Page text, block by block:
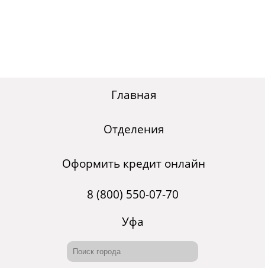
Главная
Отделения
Оформить кредит онлайн
8 (800) 550-07-70
Уфа